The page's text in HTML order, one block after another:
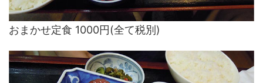
おまかせ定食 1000円(全て税別)